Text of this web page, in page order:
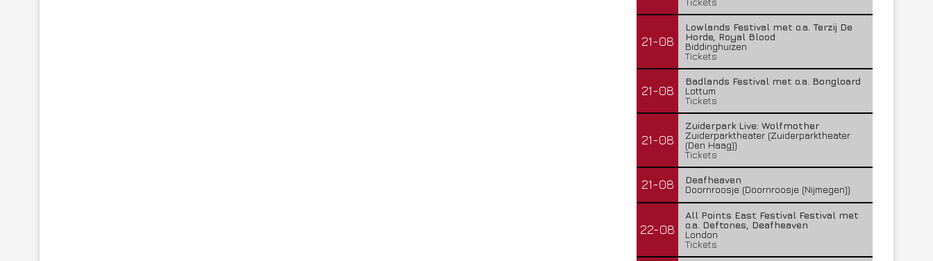
21-08
Lowlands Festival met o.a. Terzij De
Horde, Royal Blood
Biddinghuizen
Tickets
21-08
Badlands Festival met o.a. Bongloard
Lottum
Tickets
21-08
Zuiderpark Live: Wolfmother
Zuiderparktheater (Zuiderparktheater
(Den Haag))
Tickets
21-08
Deafheaven
Doornroosje (Doornroosje (Nijmegen))
22-08
All Points East Festival Festival met
o.a. Deftones, Deafheaven
London
Tickets